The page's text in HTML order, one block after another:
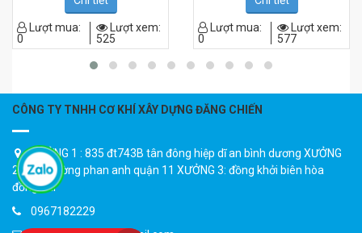
quần áo nhôm kính cao cấp, tủ
quần áo nhôm kính cửa lùa, tủ
quần áo nhôm kính giá rẻ, tủ
quần áo nhôm kính giả gỗ, tủ
quần áo nhôm kính hcm, tủ
vân gỗ, tủ quần áo nhôm kính
âm tường bằng nhôm kính, tủ
treo quần áo bằng nhôm kính,
đóng tủ quần áo nhôm kính..
Lượt mua:
0
Lượt xem:
525
cao, có độ thẩm mỹ cao đặc
biệt giá cả cạnh tranh.
Lượt mua:
0
Lượt xem:
577
CÔNG TY TNHH CƠ KHÍ XÂY DỰNG ĐĂNG CHIẾN
XƯỞNG 1 : 835 đt743B tân đông hiệp dĩ an bình dương XƯỞNG
2 : 157 đường phan anh quận 11 XƯỞNG 3: đồng khởi biên hòa
đồng nai
0967182229